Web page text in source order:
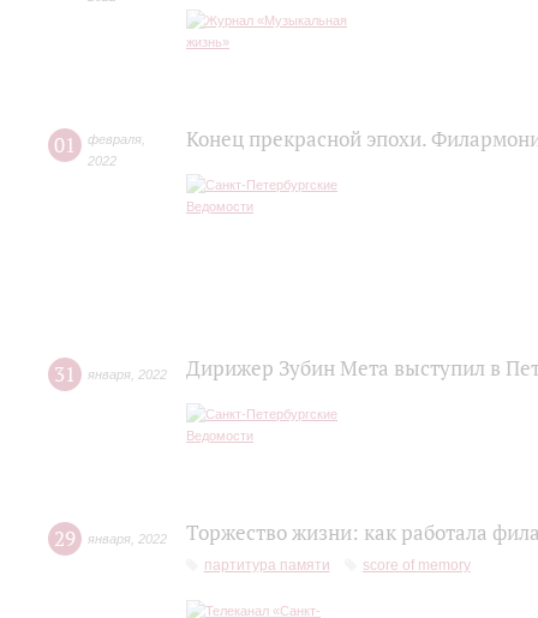
01 февраля
2022
Конец прекрасной эпохи.
31 января 2022 Дирижер Зубин Мета выступил в
29 января 2022 Торжество жизни: как работала
партитура памяти score of memory